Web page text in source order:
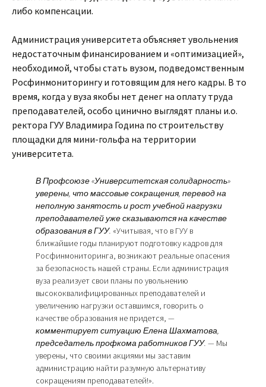
либо компенсации.
Администрация университета объясняет увольнения
недостаточным финансированием и «оптимизацией»,
необходимой, чтобы стать вузом, подведомственным
Росфинмониторингу и готовящим для него кадры. В то
время, когда у вуза якобы нет денег на оплату труда
преподавателей, особо цинично выглядят планы и.о.
ректора ГУУ Владимира Година по строительству
площадки для мини-гольфа на территории
университета.
В Профсоюзе «Университетская солидарность»
уверены, что массовые сокращения, перевод на
неполную занятость и рост учебной нагрузки
преподавателей уже сказываются на качестве
образования в ГУУ. «Учитывая, что в ГУУ в
ближайшие годы планируют подготовку кадров для
Росфинмониторинга, возникают реальные опасения
за безопасность нашей страны. Если администрация
вуза реализует свои планы по увольнению
высококвалифицированных преподавателей и
увеличению нагрузки оставшимся, говорить о
качестве образования не придется, —
комментирует ситуацию Елена Шахматова,
председатель профкома работников ГУУ. — Мы
уверены, что своими акциями мы заставим
администрацию найти разумную альтернативу
сокращениям преподавателей!».